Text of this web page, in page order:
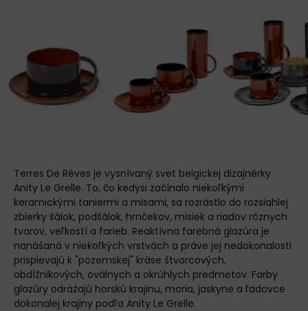
Terres De Rêves je vysnívaný svet belgickej dizajnérky
Anity Le Grelle. To, čo kedysi začínalo niekoľkými
keramickými taniermi a misami, sa rozrástlo do rozsiahlej
zbierky šálok, podšálok, hrnčekov, misiek a riadov rôznych
tvarov, veľkostí a farieb. Reaktívna farebná glazúra je
nanášaná v niekoľkých vrstvách a práve jej nedokonalosti
prispievajú k "pozemskej" kráse štvorcových,
obdĺžnikových, oválnych a okrúhlych predmetov. Farby
glazúry odrážajú horskú krajinu, moria, jaskyne a ľadovce
dokonalej krajiny podľa Anity Le Grelle.